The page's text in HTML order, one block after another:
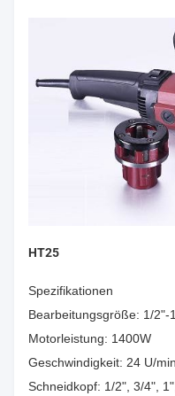
HT25
Spezifikationen
Bearbeitungsgröße: 1/2"-
Motorleistung: 1400W
Geschwindigkeit: 24 U/min
Schneidkopf: 1/2", 3/4",